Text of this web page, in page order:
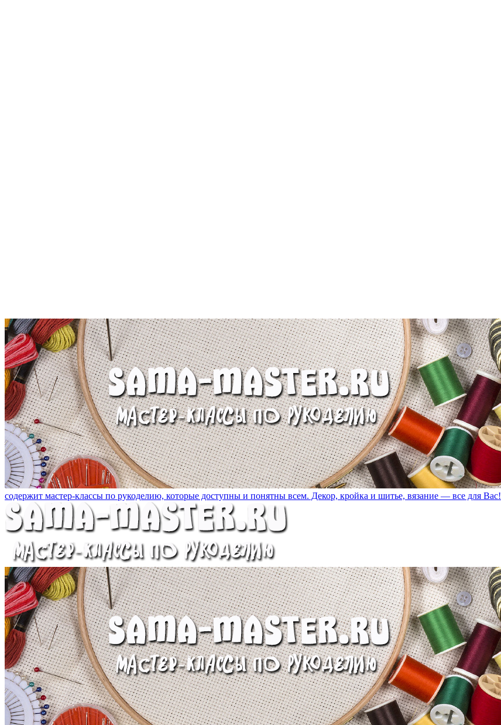
содержит мастер-классы по рукоделию, которые доступны и понятны всем. Декор, кройка и шитье, вязание — все для Вас!